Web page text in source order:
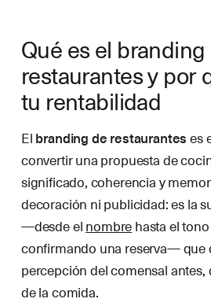
Qué es el
restaurantes y por
tu rentabilidad
Elbranding de restauranteses
convertir una propuesta de
significado, coherencia y
decoración ni publicidad: es la
—desde elnombrehasta el
confirmando una reserva— que
percepción del comensal antes,
de la comida.